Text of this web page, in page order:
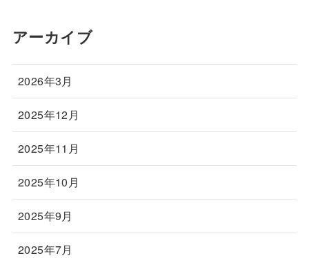
アーカイブ
2026年3月
2025年12月
2025年11月
2025年10月
2025年9月
2025年7月